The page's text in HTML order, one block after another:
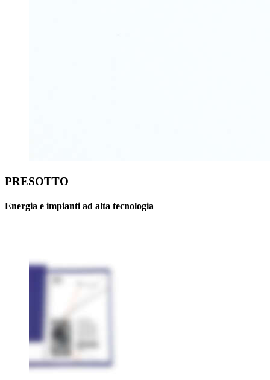
PRESOTTO
Energia e impianti ad alta tecnologia